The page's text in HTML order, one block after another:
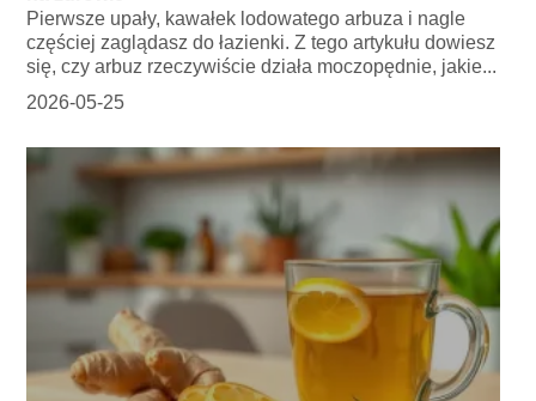
Pierwsze upały, kawałek lodowatego arbuza i nagle
częściej zaglądasz do łazienki. Z tego artykułu dowiesz
się, czy arbuz rzeczywiście działa moczopędnie, jakie...
2026-05-25